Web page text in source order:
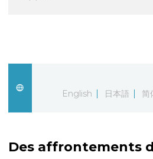
English
日本語 简
Des affrontements